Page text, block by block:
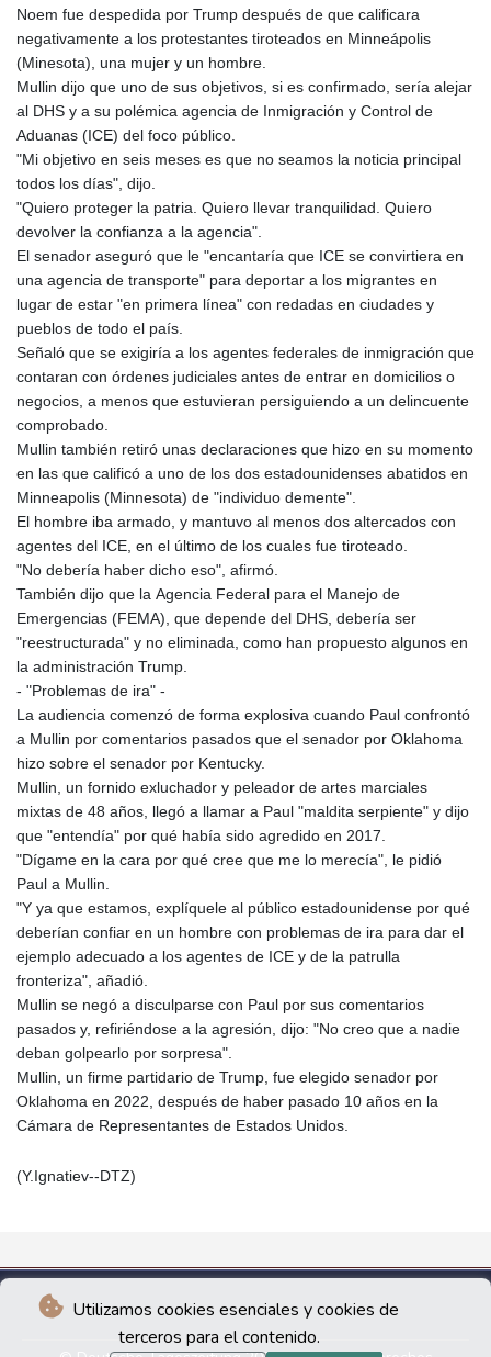
Utilizamos cookies esenciales y cookies de
terceros para el contenido.
Noem fue despedida por Trump después de que calificara
negativamente a los protestantes tiroteados en Minneápolis
(Minesota), una mujer y un hombre.
Mullin dijo que uno de sus objetivos, si es confirmado, sería alejar
al DHS y a su polémica agencia de Inmigración y Control de
Aduanas (ICE) del foco público.
"Mi objetivo en seis meses es que no seamos la noticia principal
todos los días", dijo.
"Quiero proteger la patria. Quiero llevar tranquilidad. Quiero
devolver la confianza a la agencia".
El senador aseguró que le "encantaría que ICE se convirtiera en
una agencia de transporte" para deportar a los migrantes en
lugar de estar "en primera línea" con redadas en ciudades y
pueblos de todo el país.
Señaló que se exigiría a los agentes federales de inmigración que
contaran con órdenes judiciales antes de entrar en domicilios o
negocios, a menos que estuvieran persiguiendo a un delincuente
comprobado.
Mullin también retiró unas declaraciones que hizo en su momento
en las que calificó a uno de los dos estadounidenses abatidos en
Minneapolis (Minnesota) de "individuo demente".
El hombre iba armado, y mantuvo al menos dos altercados con
agentes del ICE, en el último de los cuales fue tiroteado.
"No debería haber dicho eso", afirmó.
También dijo que la Agencia Federal para el Manejo de
Emergencias (FEMA), que depende del DHS, debería ser
"reestructurada" y no eliminada, como han propuesto algunos en
la administración Trump.
- "Problemas de ira" -
La audiencia comenzó de forma explosiva cuando Paul confrontó
a Mullin por comentarios pasados que el senador por Oklahoma
hizo sobre el senador por Kentucky.
Mullin, un fornido exluchador y peleador de artes marciales
mixtas de 48 años, llegó a llamar a Paul "maldita serpiente" y dijo
que "entendía" por qué había sido agredido en 2017.
"Dígame en la cara por qué cree que me lo merecía", le pidió
Paul a Mullin.
"Y ya que estamos, explíquele al público estadounidense por qué
deberían confiar en un hombre con problemas de ira para dar el
ejemplo adecuado a los agentes de ICE y de la patrulla
fronteriza", añadió.
Mullin se negó a disculparse con Paul por sus comentarios
pasados y, refiriéndose a la agresión, dijo: "No creo que a nadie
deban golpearlo por sorpresa".
Mullin, un firme partidario de Trump, fue elegido senador por
Oklahoma en 2022, después de haber pasado 10 años en la
Cámara de Representantes de Estados Unidos.
(Y.Ignatiev--DTZ)